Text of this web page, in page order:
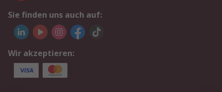
Sie finden uns auch auf:
Wir akzeptieren: